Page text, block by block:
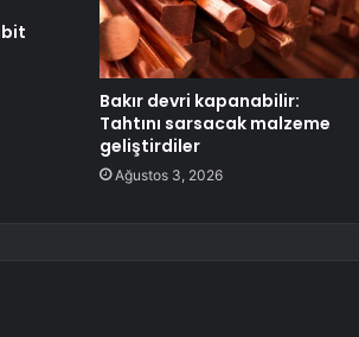
Bakır devri kapanabilir:
Tahtını sarsacak malzeme
geliştirdiler
Ağustos 3, 2026